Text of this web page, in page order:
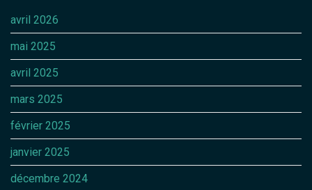
avril 2026
mai 2025
avril 2025
mars 2025
février 2025
janvier 2025
décembre 2024